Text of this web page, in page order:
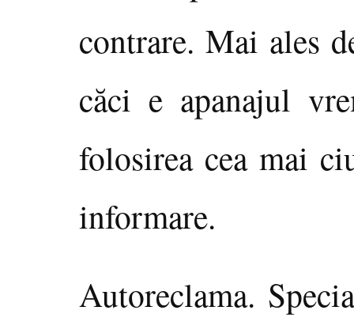
contrare. Mai ales
căci e apanajul
folosirea cea mai
informare.
Autoreclama.